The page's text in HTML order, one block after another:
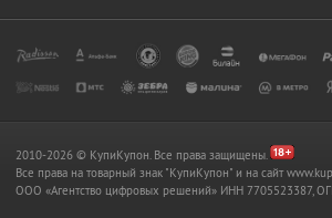
2010-2026 © КупиКупон. Все права защищены.
Все права на товарный знак "КупиКупон" и на сайт
OOO «Агентство цифровых решений» ИНН 7705523387,